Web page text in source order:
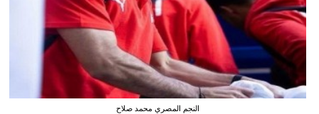
النجم المصري محمد صلاح